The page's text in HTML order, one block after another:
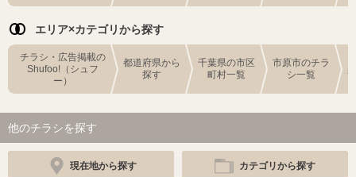
エリア×カテゴリから探す
チラシ・広告掲載の
Shufoo!（シュフ
ー）
都道府県から
探す
千葉県の市区
町村一覧
市原市のチラ
シ一覧
他のチラシを探す
現在地から探す カテゴリから探す